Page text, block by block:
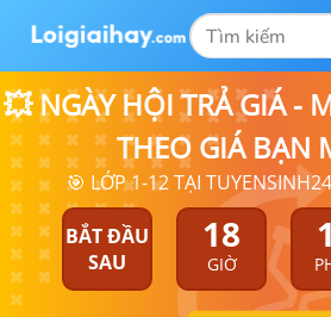
💥 NGÀY HỘI TRẢ GIÁ -
THEO GIÁ BẠN
🎯 LỚP 1-12 TẠI
BẮT ĐẦU
SAU
18
GIỜ